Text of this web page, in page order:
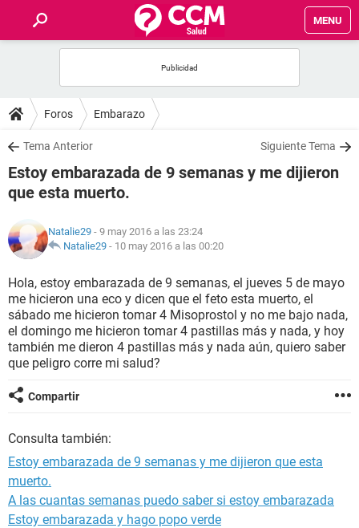
MENU
FOROS
SALUD
FAMILIA
NUTRICIÓN
SEXUALIDAD
GLOSARIO
Foros Embarazo
Tema Anterior Siguiente Tema
Estoy embarazada de 9 semanas y me dijieron
que esta muerto.
Natalie29 - 9 may 2016 a las 23:24
Natalie29 - 10 may 2016 a las 00:20
Hola, estoy embarazada de 9 semanas, el jueves 5 de mayo
me hicieron una eco y dicen que el feto esta muerto, el
sábado me hicieron tomar 4 Misoprostol y no me bajo nada,
el domingo me hicieron tomar 4 pastillas más y nada, y hoy
también me dieron 4 pastillas más y nada aún, quiero saber
que peligro corre mi salud?
Compartir
Consulta también:
Estoy embarazada de 9 semanas y me dijieron que esta
muerto.
A las cuantas semanas puedo saber si estoy embarazada
Estoy embarazada y hago popo verde